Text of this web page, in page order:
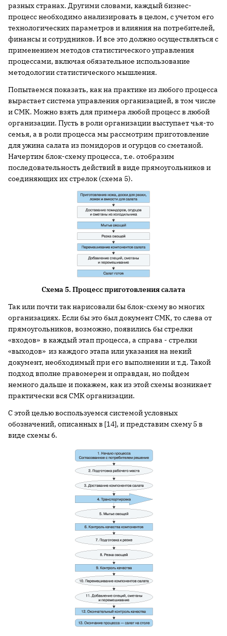
разных странах. Другими словами, каждый бизнес-
процесс необходимо анализировать в целом, с учетом его
технологических параметров и влияния на потребителей,
финансы и сотрудников. И все это должно осуществляться с
применением методов статистического управления
процессами, включая обязательное использование
методологии статистического мышления.
Попытаемся показать, как на практике из любого процесса
вырастает система управления организацией, в том числе
и СМК. Можно взять для примера любой процесс в любой
организации. Пусть в роли организации выступает чья-то
семья, а в роли процесса мы рассмотрим приготовление
для ужина салата из помидоров и огурцов со сметаной.
Начертим блок-схему процесса, т.е. отобразим
последовательность действий в виде прямоугольников и
соединяющих их стрелок (схема 5).
Схема 5. Процесс приготовления салата
Так или почти так нарисовали бы блок-схему во многих
организациях. Если бы это был документ СМК, то слева от
прямоугольников, возможно, появились бы стрелки
«входов» в каждый этап процесса, а справа - стрелки
«выходов» из каждого этапа или указания на некий
документ, необходимый при его выполнении и т.д. Такой
подход вполне правомерен и оправдан, но пойдем
немного дальше и покажем, как из этой схемы возникает
практически вся СМК организации.
С этой целью воспользуемся системой условных
обозначений, описанных в [14], и представим схему 5 в
виде схемы 6.